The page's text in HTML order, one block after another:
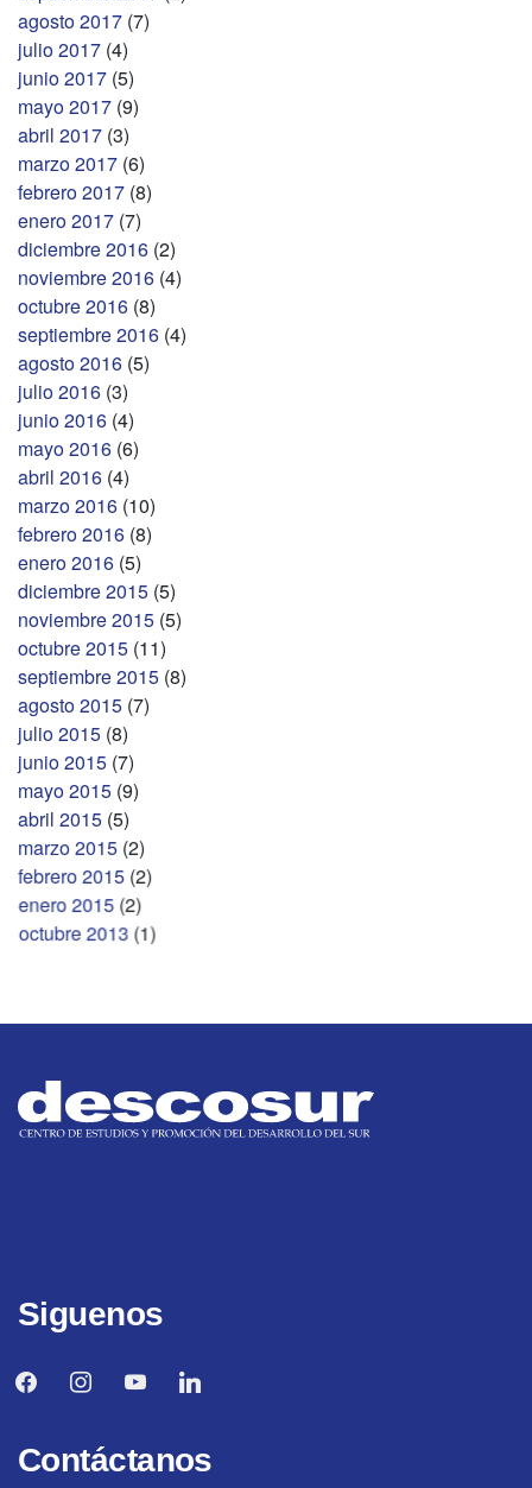
agosto 2017 (7)
julio 2017 (4)
junio 2017 (5)
mayo 2017 (9)
abril 2017 (3)
marzo 2017 (6)
febrero 2017 (8)
enero 2017 (7)
diciembre 2016 (2)
noviembre 2016 (4)
octubre 2016 (8)
septiembre 2016 (4)
agosto 2016 (5)
julio 2016 (3)
junio 2016 (4)
mayo 2016 (6)
abril 2016 (4)
marzo 2016 (10)
febrero 2016 (8)
enero 2016 (5)
diciembre 2015 (5)
noviembre 2015 (5)
octubre 2015 (11)
septiembre 2015 (8)
agosto 2015 (7)
julio 2015 (8)
junio 2015 (7)
mayo 2015 (9)
abril 2015 (5)
marzo 2015 (2)
febrero 2015 (2)
enero 2015 (2)
octubre 2013 (1)
Siguenos
facebookinstagramyoutubelinkedin
Contáctanos